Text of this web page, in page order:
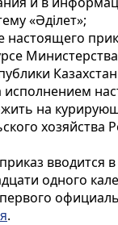
«Әділет»;
исполнением
на
хозяйства
вводится
одного
.